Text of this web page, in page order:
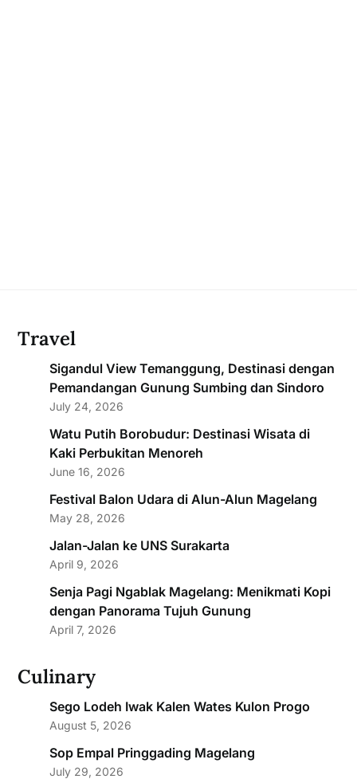
Travel
Sigandul View Temanggung, Destinasi dengan
Pemandangan Gunung Sumbing dan Sindoro
July 24, 2026
Watu Putih Borobudur: Destinasi Wisata di
Kaki Perbukitan Menoreh
June 16, 2026
Festival Balon Udara di Alun-Alun Magelang
May 28, 2026
Jalan-Jalan ke UNS Surakarta
April 9, 2026
Senja Pagi Ngablak Magelang: Menikmati Kopi
dengan Panorama Tujuh Gunung
April 7, 2026
Culinary
Sego Lodeh Iwak Kalen Wates Kulon Progo
August 5, 2026
Sop Empal Pringgading Magelang
July 29, 2026